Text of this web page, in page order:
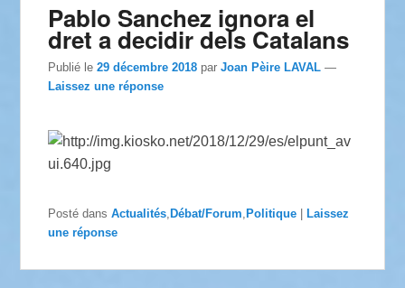
Pablo Sanchez ignora el
dret a decidir dels Catalans
Publié le29 décembre 2018 parJoan Pèire LAVAL —
Laissez une réponse
Posté dans Actualités, Débat/Forum, Politique
Laissez
une réponse